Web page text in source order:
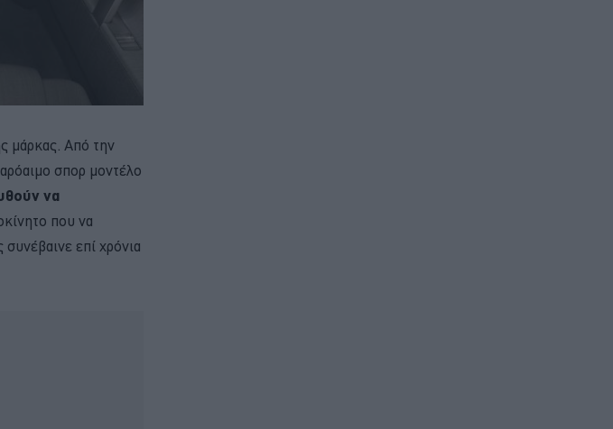
μάρκας. Από την
σπορ μοντέλο
να
που να
συνέβαινε επί χρόνια